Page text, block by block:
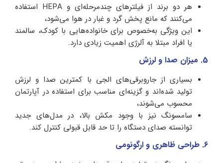
هر دو برند از فیلترهای چندمرحله‌ای و HEPA استفاده
می‌کنند که مانع پخش گرد و غبار در هوا می‌شود،
این ویژگی به‌خصوص برای خانواده‌هایی با کودک، سالمند
یا افراد مبتلا به آلرژی اهمیت زیادی دارد.
5. میزان صدا و لرزش
بسیاری از جاروبرقی‌های الجی با کمترین صدا و لرزش
تولید شده‌اند و گزینه‌ای مناسب برای استفاده در آپارتمان
محسوب می‌شوند،
سامسونگ نیز با وجود مکش بالا، در مدل‌های جدید
توانسته صدای دستگاه را تا حد قابل قبولی کنترل کند.
6. طراحی ظاهری و ارگونومی